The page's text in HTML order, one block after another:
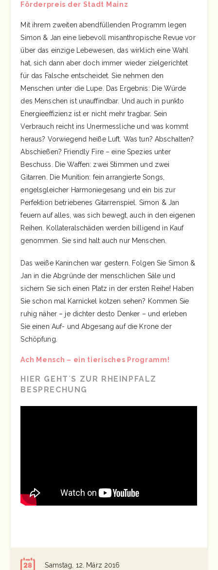
Förderpreis der Stadt Mainz
Mit ihrem zweiten abendfüllenden Programm legen
Simon & Jan eine liebevoll misanthropische Revue vor
über das einzige Lebewesen, das wirklich eine Wahl
hat, sich dann aber doch immer wieder zielgerichtet
für das Falsche entscheidet. Sie nehmen den
Menschen unter die Lupe. Das Ergebnis: Die Würde
des Menschen ist unauffindbar. Und auch in punkto
Energieeffizienz ist er nicht mehr tragbar. Sein
Verbrauch reicht ins Unermessliche und was kommt
heraus? Vorwiegend heiße Luft. Was tun? Abschalten?
Abschießen? Friendly Fire – eine Spezies unter
Beschuss. Die Waffen: zwei Stimmen und zwei
Gitarren. Die Munition: fein arrangierte Songs,
engelsgleicher Harmoniegesang und ein bis zur
Perfektion betriebenes Gitarrenspiel. Simon & Jan
feuern auf alles, was sich bewegt, auch in den eigenen
Reihen. Kollateralschäden werden billigend in Kauf
genommen. Sie sind halt auch nur Menschen.
Das weiße Kaninchen war gestern. Folgen Sie Simon &
Jan in die Abgründe der menschlichen Säle und
sichern Sie sich einen Platz in der ersten Reihe! Haben
Sie schon mal Karnickel kotzen sehen? Kommen Sie
ruhig näher – je dichter desto Denker – und erleben
Sie einen Auf- und Abgesang auf die Krone der
Schöpfung.
Ach Mensch – ein tierisches Programm!
HIER GEHT´S ZUR RHEINPFALZ
BESPRECHUNG
Samstag, 12. März 2016